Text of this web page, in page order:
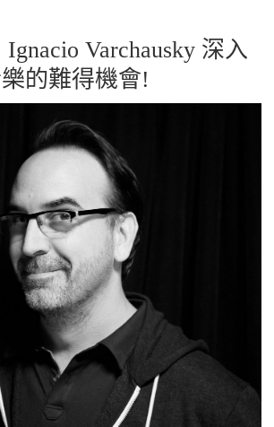
Varchausky 深入
的難得機會!